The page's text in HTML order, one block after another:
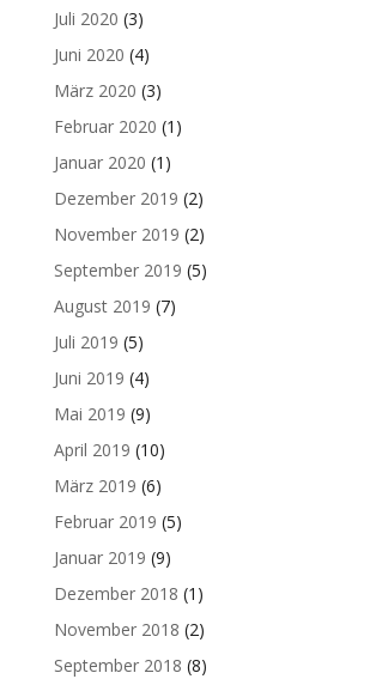
Juli 2020 (3)
Juni 2020 (4)
März 2020 (3)
Februar 2020 (1)
Januar 2020 (1)
Dezember 2019 (2)
November 2019 (2)
September 2019 (5)
August 2019 (7)
Juli 2019 (5)
Juni 2019 (4)
Mai 2019 (9)
April 2019 (10)
März 2019 (6)
Februar 2019 (5)
Januar 2019 (9)
Dezember 2018 (1)
November 2018 (2)
September 2018 (8)